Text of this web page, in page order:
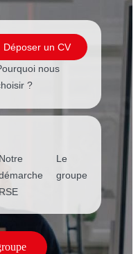
Déposer un CV
nous
?
Notre
RSE
Le
groupe